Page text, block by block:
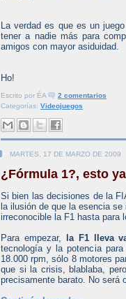
La verdad es que es un
tener a nadie más para
amigos con mayor asiduidad.
Ho!
Escrito por ÉA
2 comentarios
Categorías: Videojuegos
MARTES, 17 DE MARZO DE 2009
¿Fórmula 1?, esto
Si bien las decisiones de la
la ilusión de que la esencia
irreconocible la F1 hasta para
Para empezar,
la F1 lleva
tecnología y la potencia
18.000 rpm, sólo 8 motores
que si la crisis, blablaba,
precisamente barato. No será